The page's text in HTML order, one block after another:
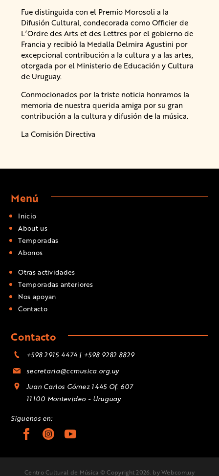
Fue distinguida con el Premio Morosoli a la
Difusión Cultural, condecorada como Officier de
L’Ordre des Arts et des Lettres por el gobierno de
Francia y recibió la Medalla Delmira Agustini por
excepcional contribución a la cultura y a las artes,
otorgada por el Ministerio de Educación y Cultura
de Uruguay.
Conmocionados por la triste noticia honramos la
memoria de nuestra querida amiga por su gran
contribución a la cultura y difusión de la música.
La Comisión Directiva
Menú
Inicio
About us
Temporadas
Abonos
Otras actividades
Temporadas anteriores
Nos apoyan
Contacto
Contacto
+598 2915 4474 | +598 9282 8829
secretaria@ccmusica.org.uy
Juan Carlos Gómez 1445 Of. 607
11100 Montevideo - Uruguay
Siguenos en:
Centro Cultural de Música © Copyright 2026. by Webcom.uy